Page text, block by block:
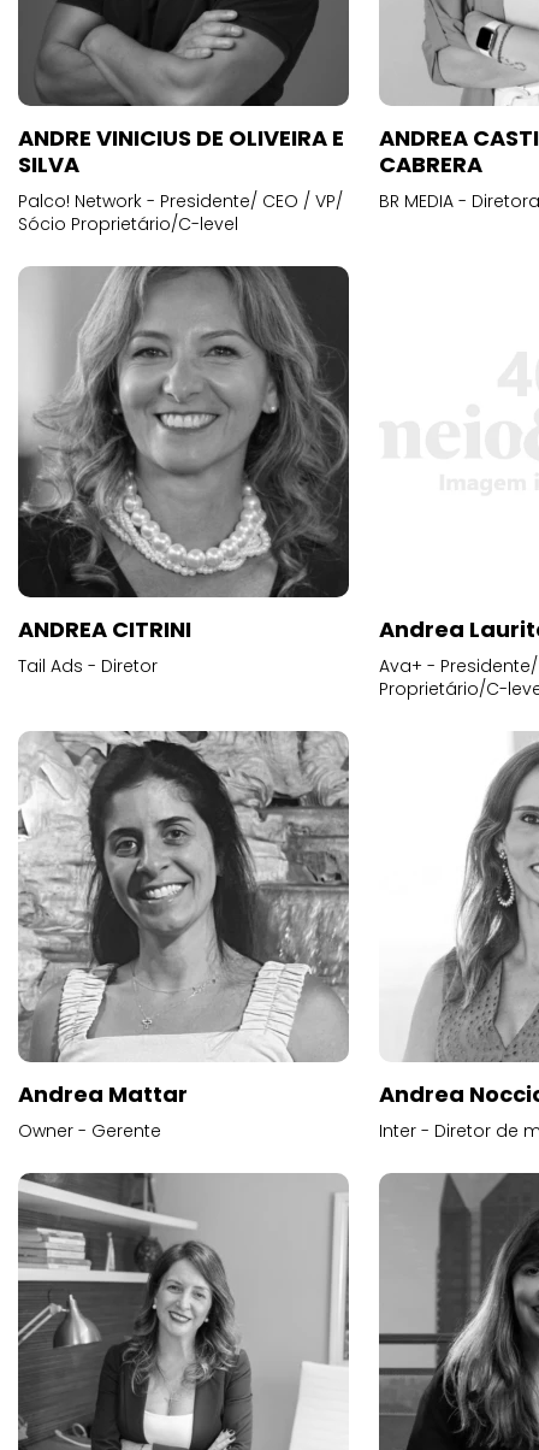
ANDRE VINICIUS DE OLIVEIRA E
SILVA
Palco! Network - Presidente/ CEO / VP/
Sócio Proprietário/C-level
ANDREA
CABRERA
BR MEDIA -
ANDREA CITRINI
Tail Ads - Diretor
Andrea
Ava+ -
Proprietário/C-
Andrea Mattar
Owner - Gerente
Andrea
Inter - Diretor de